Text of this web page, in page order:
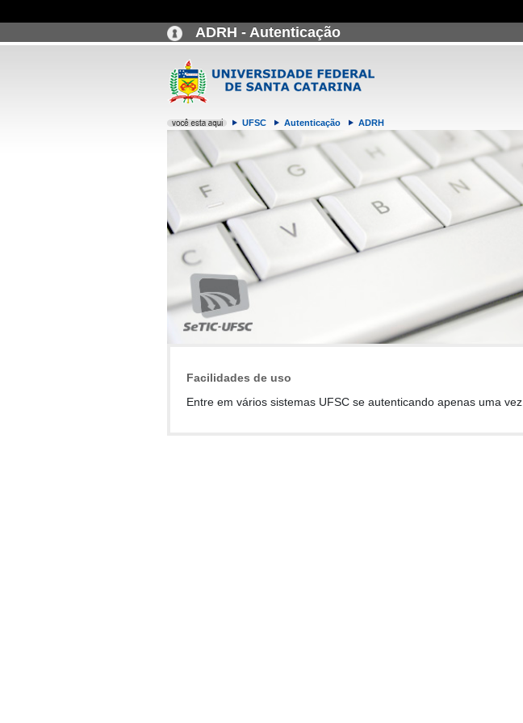
ADRH - Autenticação
UFSC Autenticação ADRH
Facilidades de uso
Entre em vários sistemas UFSC se autenticando apenas uma vez.